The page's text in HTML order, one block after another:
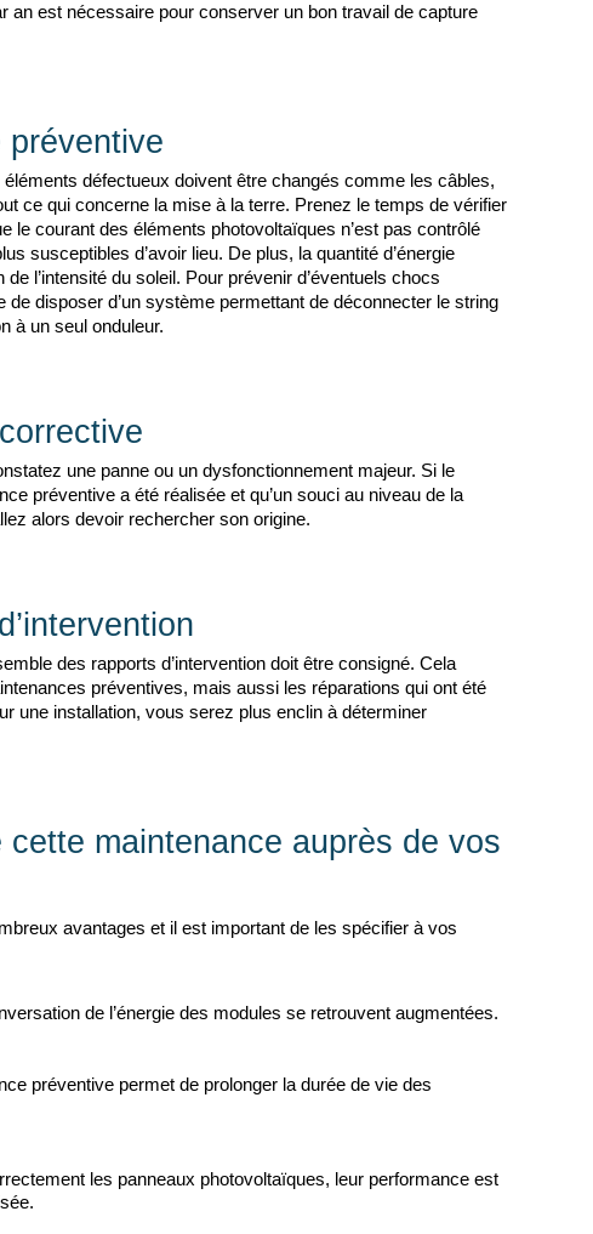
an est nécessaire pour conserver un bon travail de capture
préventive
défectueux doivent être changés comme les câbles,
ce qui concerne la mise à la terre. Prenez le temps de vérifier
le courant des éléments photovoltaïques n’est pas contrôlé
susceptibles d’avoir lieu. De plus, la quantité d’énergie
l’intensité du soleil. Pour prévenir d’éventuels chocs
disposer d’un système permettant de déconnecter le string
à un seul onduleur.
une panne ou un dysfonctionnement majeur. Si le
préventive a été réalisée et qu’un souci au niveau de la
alors devoir rechercher son origine.
des rapports d’intervention doit être consigné. Cela
préventives, mais aussi les réparations qui ont été
une installation, vous serez plus enclin à déterminer
cette maintenance auprès de vos
avantages et il est important de les spécifier à vos
de l’énergie des modules se retrouvent augmentées.
préventive permet de prolonger la durée de vie des
les panneaux photovoltaïques, leur performance est